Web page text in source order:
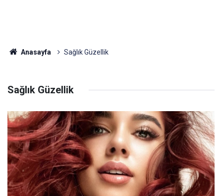
Anasayfa Sağlık Güzellik
Sağlık Güzellik